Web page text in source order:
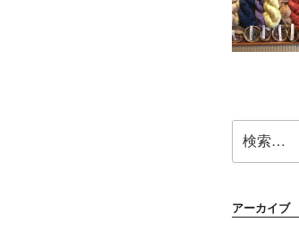
索:
アーカイブ